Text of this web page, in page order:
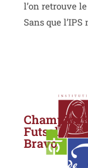
l’on retrouve
Sans que
Futsal
Bravo à